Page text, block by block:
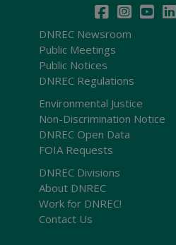
DNREC Newsroom
Public Meetings
Public Notices
DNREC Regulations
Environmental Justice
Non-Discrimination Notice
DNREC Open Data
FOIA Requests
DNREC Divisions
About DNREC
Work for DNREC!
Contact Us